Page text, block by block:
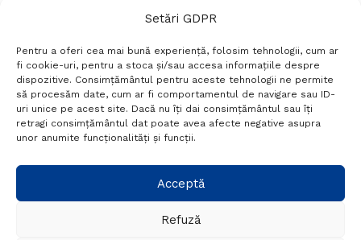
Setări GDPR
Pentru a oferi cea mai bună experiență, folosim tehnologii, cum ar
fi cookie-uri, pentru a stoca și/sau accesa informațiile despre
dispozitive. Consimțământul pentru aceste tehnologii ne permite
să procesăm date, cum ar fi comportamentul de navigare sau ID-
uri unice pe acest site. Dacă nu îți dai consimțământul sau îți
retragi consimțământul dat poate avea afecte negative asupra
unor anumite funcționalități și funcții.
Acceptă
Refuză
Termeni si conditii
Politică de confidențialitate
Politica cookies
Setări GDPR
+40 788 760 194